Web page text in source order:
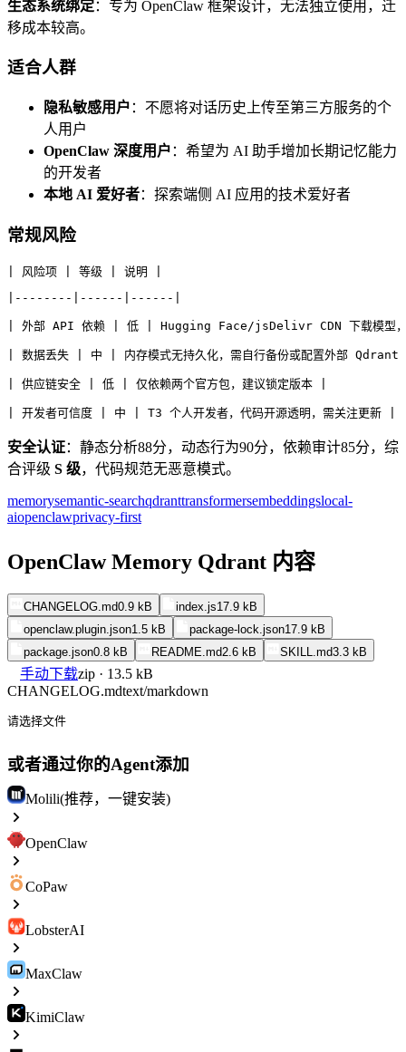
生态系统绑定：专为 OpenClaw 框架设计，无法独立使用，迁
移成本较高。
适合人群
隐私敏感用户 ：不愿将对话历史上传至第三方服务的个
人用户
OpenClaw 深度用户 ：希望为 AI 助手增加长期记忆能力
的开发者
本地 AI 爱好者：探索端侧 AI 应用的技术爱好者
常规风险
| 风险项 | 等级 | 说明 |
|--------|------|------|
| 外部 API 依赖 | 低 | Hugging Face/jsDelivr CDN 下载模型
| 数据丢失 | 中 | 内存模式无持久化，需自行备份或配置外部
| 供应链安全 | 低 | 仅依赖两个官方包，建议锁定版本 |
| 开发者可信度 | 中 | T3 个人开发者，代码开源透明，需关注更新 |
安全认证：静态分析88分，动态行为90分，依赖审计85分，综
合评级 S 级，代码规范无恶意模式。
memorysemantic-searchqdranttransformersembeddingslocal-
aiopenclawprivacy-first
OpenClaw Memory Qdrant 内容
CHANGELOG.md0.9 kB index.js17.9 kB
openclaw.plugin.json1.5 kB package-lock.json17.9 kB
package.json0.8 kB README.md2.6 kB SKILL.md3.3 kB
手动下载zip · 13.5 kB
CHANGELOG.mdtext/markdown
请选择文件
或者通过你的Agent添加
Molili(推荐，一键安装)
OpenClaw
CoPaw
LobsterAI
MaxClaw
KimiClaw